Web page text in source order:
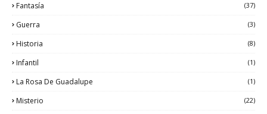
Fantasía (37)
Guerra (3)
Historia (8)
Infantil (1)
La Rosa De Guadalupe (1)
Misterio (22)